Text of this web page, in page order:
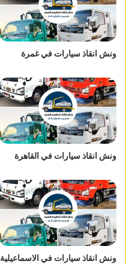
ونش انقاذ سيارات في غمرة
ونش انقاذ سيارات في القاهرة
ونش انقاذ سيارات في الاسماعيلية